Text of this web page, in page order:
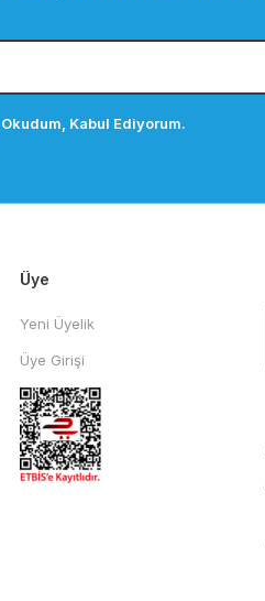
, Okudum, Kabul Ediyorum.
Üye
Yeni Üyelik
Üye Girişi